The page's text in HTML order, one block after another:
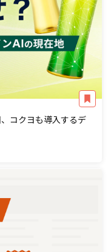
コクヨも導入するデ